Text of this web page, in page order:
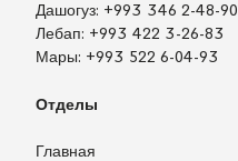
Дашогуз: +993 346 2-48-90
Лебап: +993 422 3-26-83
Мары: +993 522 6-04-93
Отделы
Главная